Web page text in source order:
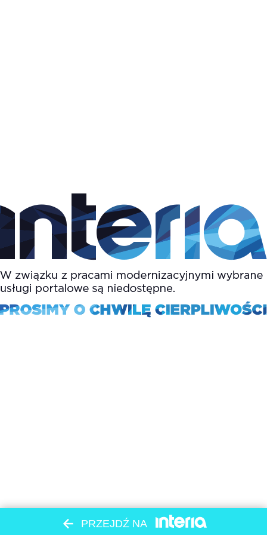
PRZEJDŹ NA